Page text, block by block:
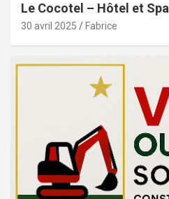
Le Cocotel – Hôtel et Spa
30 avril 2025 Fabrice